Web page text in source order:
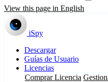
View this page in English
iSpy
Descargar
Guías de Usuario
Licencias
Comprar Licencia